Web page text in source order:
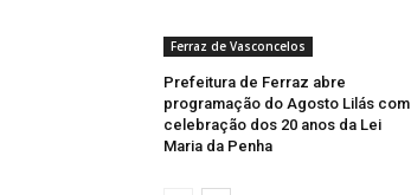
Ferraz de Vasconcelos
Prefeitura de Ferraz abre
programação do Agosto Lilás com
celebração dos 20 anos da Lei
Maria da Penha